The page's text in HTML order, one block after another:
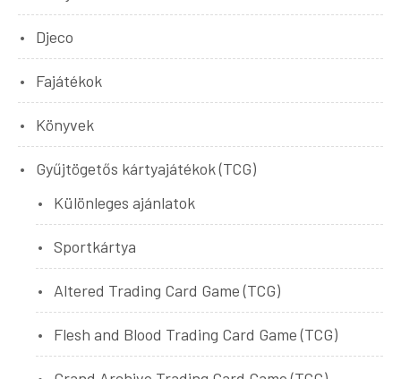
Djeco
Fajátékok
Könyvek
Gyűjtögetős kártyajátékok (TCG)
Különleges ajánlatok
Sportkártya
Altered Trading Card Game (TCG)
Flesh and Blood Trading Card Game (TCG)